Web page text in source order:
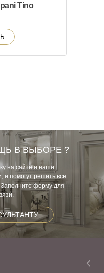
Tino
В ВЫБОРЕ ?
на сайте и наши
и помогут решить все
форму для